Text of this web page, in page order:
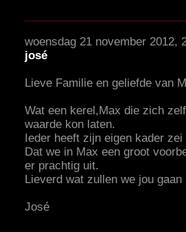
woensdag 21 november 2012,
josé
Lieve Familie en geliefde van
Wat een kerel,Max die zich
waarde kon laten.
Ieder heeft zijn eigen kader zei
Dat we in Max een groot
er prachtig uit.
Lieverd wat zullen we jou
José